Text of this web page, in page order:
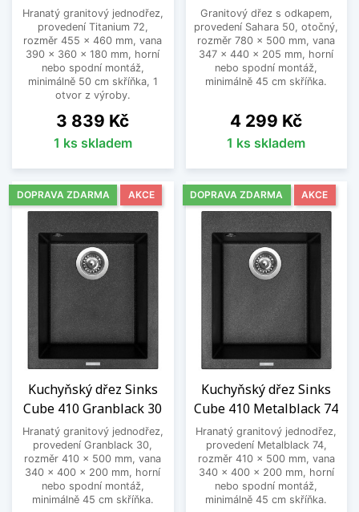
Hranatý granitový jednodřez,
provedení Titanium 72,
rozměr 455 x 460 mm, vana
390 x 360 x 180 mm, horní
nebo spodní montáž,
minimálně 50 cm skříňka, 1
otvor z výroby.
Cena
3 839 Kč
1 ks skladem
Granitový dřez s odkapem,
provedení Sahara 50, otočný,
rozměr 780 x 500 mm, vana
347 x 440 x 205 mm, horní
nebo spodní montáž,
minimálně 45 cm skříňka.
Cena
4 299 Kč
1 ks skladem
Kuchyňský dřez Sinks
Cube 410 Granblack 30
Hranatý granitový jednodřez,
provedení Granblack 30,
rozměr 410 x 500 mm, vana
340 x 400 x 200 mm, horní
nebo spodní montáž,
minimálně 45 cm skříňka.
DOPRAVA ZDARMA AKCE
Kuchyňský dřez Sinks
Cube 410 Metalblack 74
Hranatý granitový jednodřez,
provedení Metalblack 74,
rozměr 410 x 500 mm, vana
340 x 400 x 200 mm, horní
nebo spodní montáž,
minimálně 45 cm skříňka.
DOPRAVA ZDARMA AKCE